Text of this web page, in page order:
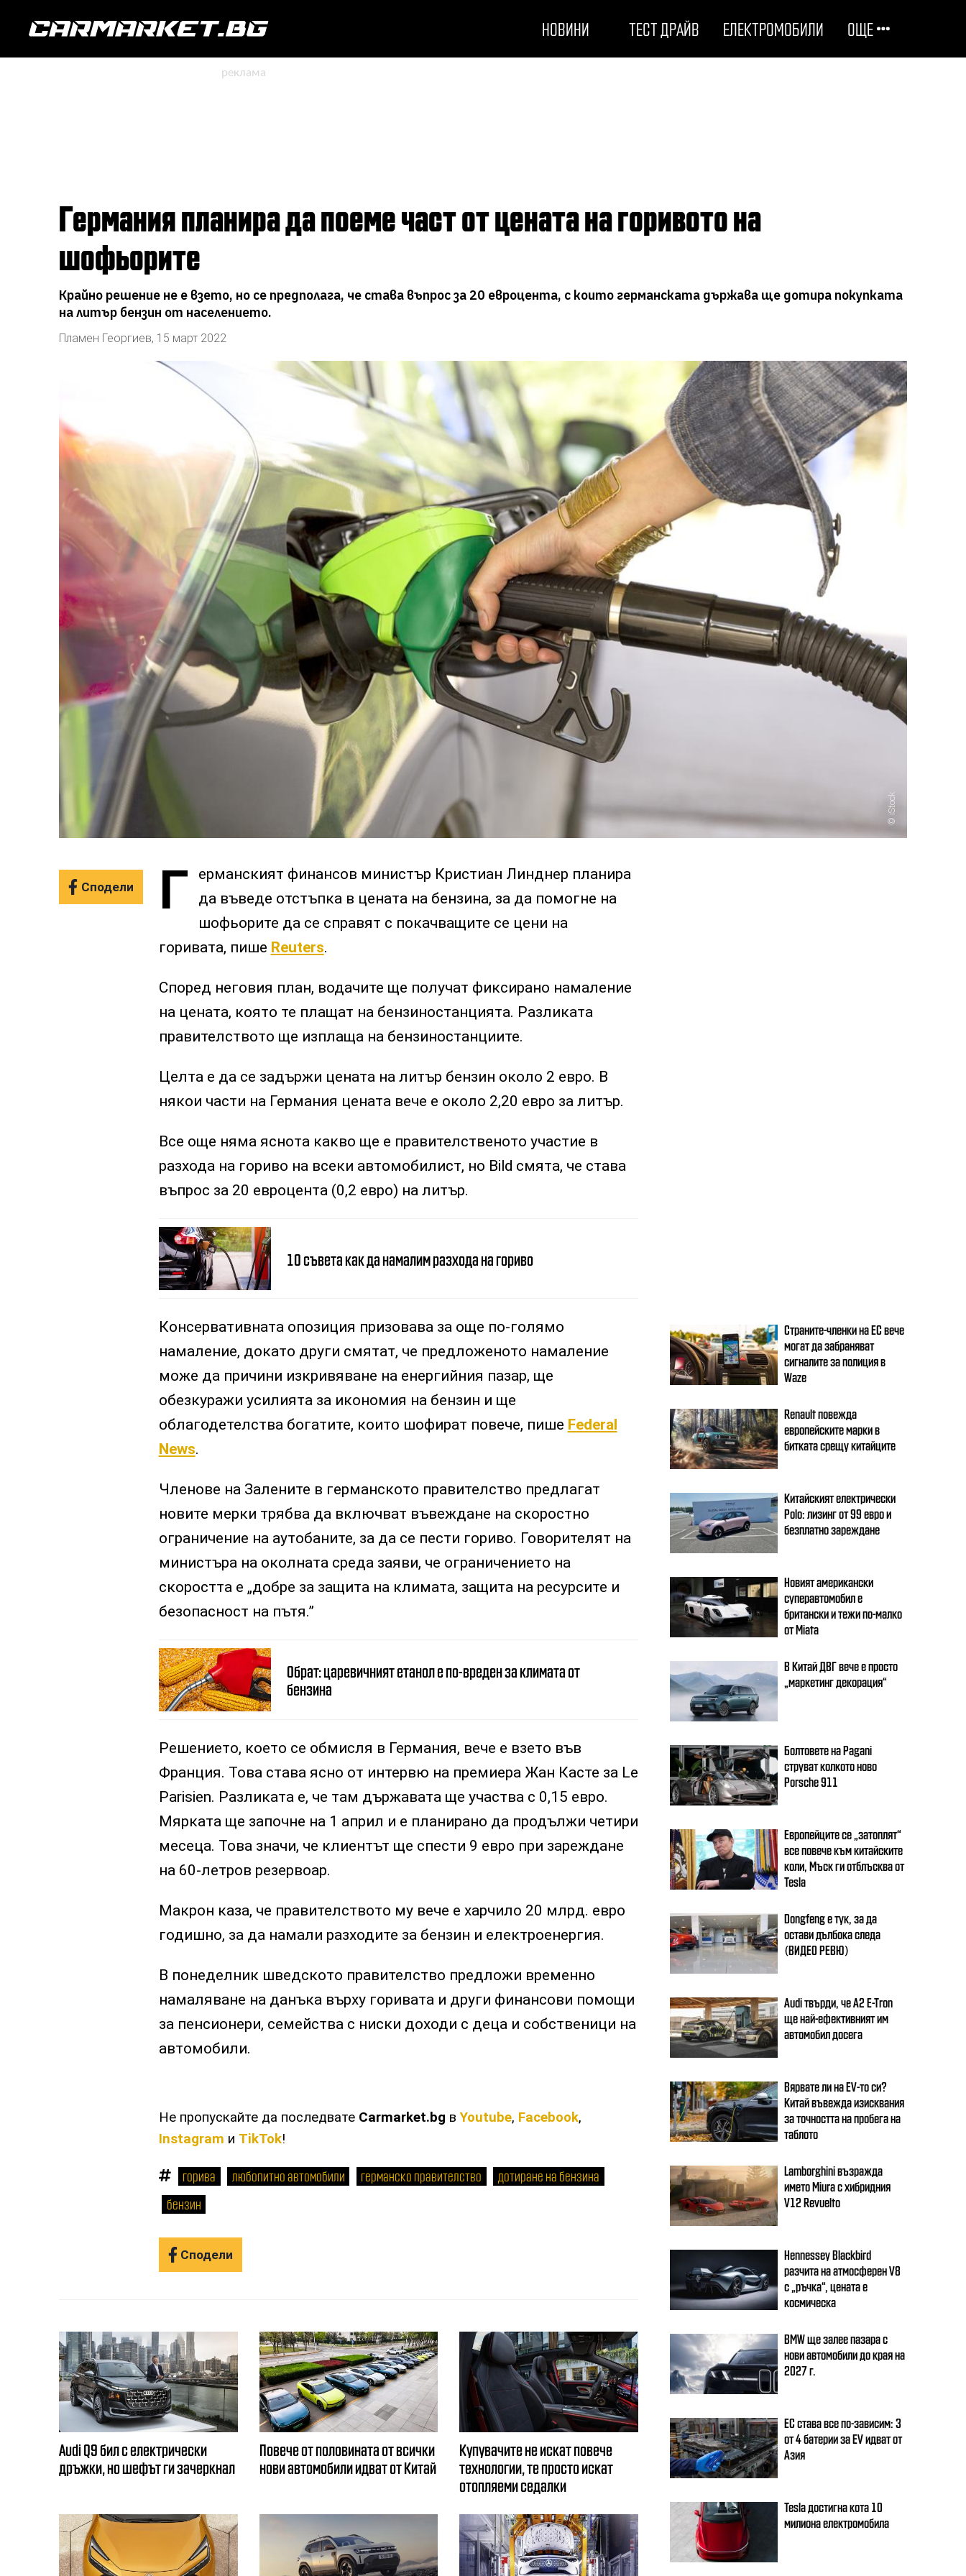
НОВИНИ ОЩЕ
ТЕСТ ДРАЙВ ЕЛЕКТРОМОБИЛИ
ЛЮБОПИТНО
СЪВЕТИ
Германия планира да поеме част от цената на горивото на
шофьорите
Крайно решение не е взето, но се предполага, че става въпрос за 20 евроцента, с които германската държава ще дотира покупката
на литър бензин от населението.
Пламен Георгиев, 15 март 2022
iStock
Сподели Г
ерманският финансов министър Кристиан Линднер планира
да въведе отстъпка в цената на бензина, за да помогне на
шофьорите да се справят с покачващите се цени на
горивата, пише Reuters.
Според неговия план, водачите ще получат фиксирано намаление
на цената, която те плащат на бензиностанцията. Разликата
правителството ще изплаща на бензиностанциите.
Целта е да се задържи цената на литър бензин около 2 евро. В
някои части на Германия цената вече е около 2,20 евро за литър.
Все още няма яснота какво ще е правителственото участие в
разхода на гориво на всеки автомобилист, но Bild смята, че става
въпрос за 20 евроцента (0,2 евро) на литър.
10 съвета как да намалим разхода на гориво
Консервативната опозиция призовава за още по-голямо
намаление, докато други смятат, че предложеното намаление
може да причини изкривяване на енергийния пазар, ще
обезкуражи усилията за икономия на бензин и ще
облагодетелства богатите, които шофират повече, пише Federal
News.
Членове на Залените в германското правителство предлагат
новите мерки трябва да включват въвеждане на скоростно
ограничение на аутобаните, за да се пести гориво. Говорителят на
министъра на околната среда заяви, че ограничението на
скоростта е „добре за защита на климата, защита на ресурсите и
безопасност на пътя.”
Обрат: царевичният етанол е по-вреден за климата от
бензина
Решението, което се обмисля в Германия, вече е взето във
Франция. Това става ясно от интервю на премиера Жан Касте за Le
Parisien. Разликата е, че там държавата ще участва с 0,15 евро.
Мярката ще започне на 1 април и е планирано да продължи четири
месеца. Това значи, че клиентът ще спести 9 евро при зареждане
на 60-летров резервоар.
Макрон каза, че правителството му вече е харчило 20 млрд. евро
годишно, за да намали разходите за бензин и електроенергия.
В понеделник шведското правителство предложи временно
намаляване на данъка върху горивата и други финансови помощи
за пенсионери, семейства с ниски доходи с деца и собственици на
автомобили.
Не пропускайте да последвате Carmarket.bg вYoutube, Facebook,
Instagram и TikTok!
горива любопитно автомобили германско правителство
дотиране на бензина
бензин
Сподели
Страните-членки на ЕС вече
могат да забраняват
сигналите за полиция в
Waze
Renault повежда
европейските марки в
битката срещу китайците
Китайският електрически
Polo: лизинг от 99 евро и
безплатно зареждане
Новият американски
суперавтомобил е
британски и тежи по-малко
от Miata
В Китай ДВГ вече е просто
„маркетинг декорация“
Болтовете на Pagani
струват колкото ново
Porsche 911
Европейците се „затоплят“
все повече към китайските
коли, Мъск ги отблъсква от
Tesla
Dongfeng e тук, за да
остави дълбока следа
(ВИДЕО РЕВЮ)
Audi твърди, че A2 E-Tron
ще най-ефективният им
автомобил досега
Вярвате ли на EV-то си?
Китай въвежда изисквания
за точността на пробега на
таблото
Lamborghini възражда
името Miura с хибридния
V12 Revuelto
Hennessey Blackbird
разчита на атмосферен V8
с „ръчка“, цената е
космическа
BMW ще залее пазара с
нови автомобили до края на
2027 г.
ЕС става все по-зависим: 3
от 4 батерии за EV идват от
Азия
Tesla достигна кота 10
милиона електромобила
Audi Q9 бил с електрически
дръжки, но шефът ги зачеркнал
Повече от половината от всички
нови автомобили идват от Китай
Купувачите не искат повече
технологии, те просто искат
отопляеми седалки